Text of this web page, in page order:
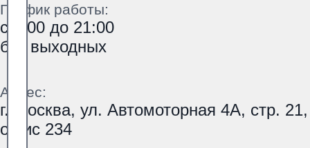
График работы:
с 9:00 до 21:00
без выходных
Адрес:
г. Москва, ул. Автомоторная 4А, стр. 21,
офис 234